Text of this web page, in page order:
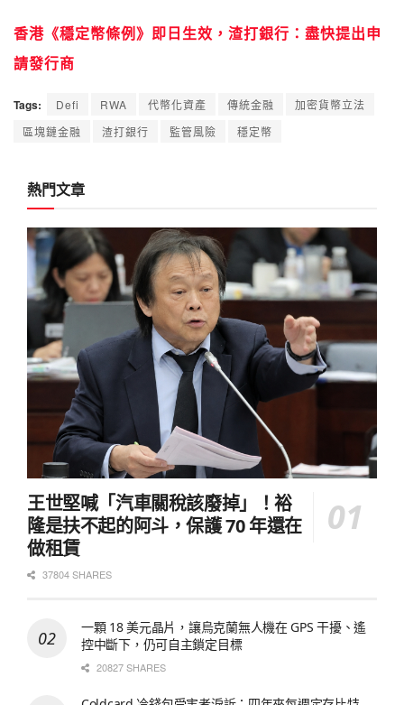
香港《穩定幣條例》即日生效，渣打銀行：盡快提出申
請發行商
Tags: Defi RWA 代幣化資產 傳統金融
加密貨幣立法
區塊鏈金融
渣打銀行 監管風險 穩定幣
熱門文章
王世堅喊「汽車關稅該廢掉」！裕
隆是扶不起的阿斗，保護 70 年還在
做租賃
37804 SHARES
一顆 18 美元晶片，讓烏克蘭無人機在 GPS 干擾、遙
控中斷下，仍可自主鎖定目標
20827 SHARES